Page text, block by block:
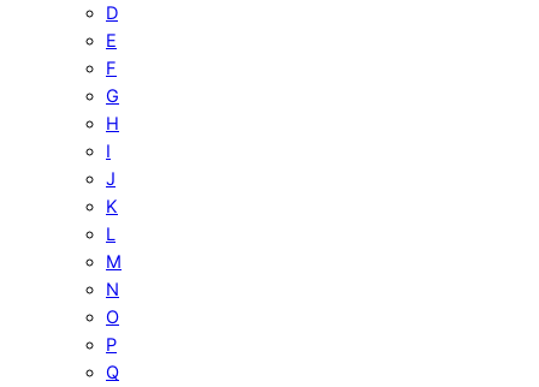
D
E
F
G
H
I
J
K
L
M
N
O
P
Q